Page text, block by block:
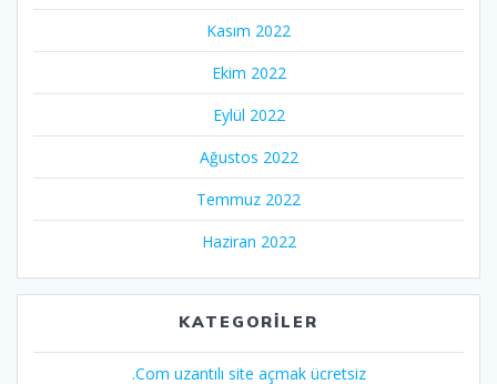
Kasım 2022
Ekim 2022
Eylül 2022
Ağustos 2022
Temmuz 2022
Haziran 2022
KATEGORILER
.Com uzantılı site açmak ücretsiz